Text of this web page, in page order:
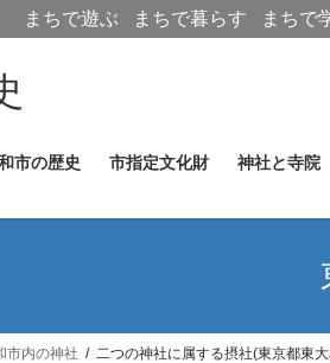
市の歴史 市指定文化財 神社と寺院
市内の神社 二つの神社に属する摂社(東京都東
まちで遊ぶ まちで暮らす まちで